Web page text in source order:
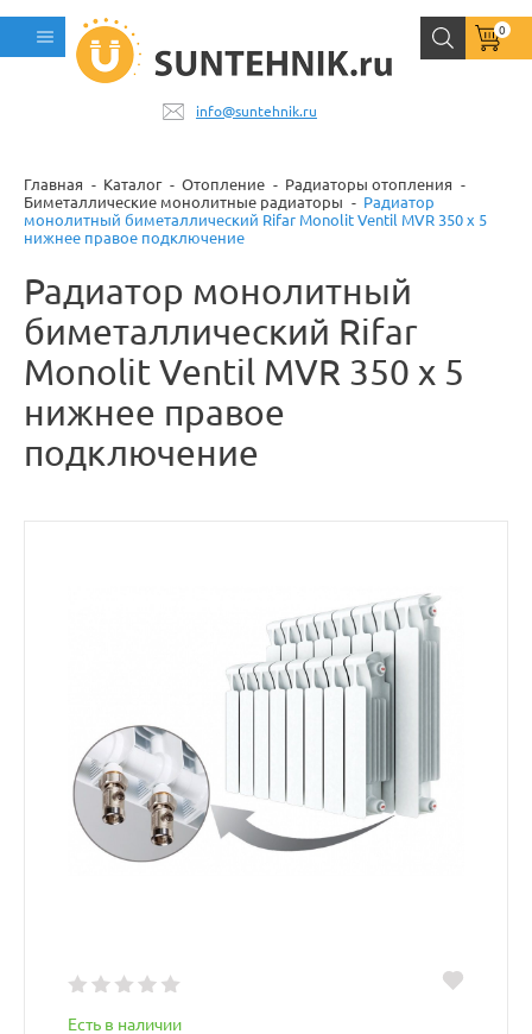
info@suntehnik.ru
0
Главная Каталог Отопление
Радиаторы отопления
Биметаллические монолитные радиаторы
Радиатор
монолитный биметаллический Rifar Monolit Ventil MVR 350 x 5
нижнее правое подключение
Радиатор монолитный
биметаллический Rifar
Monolit Ventil MVR 350 x 5
нижнее правое
подключение
Есть в наличии